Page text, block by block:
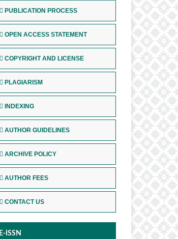
PUBLICATION PROCESS
OPEN ACCESS STATEMENT
COPYRIGHT AND LICENSE
PLAGIARISM
INDEXING
AUTHOR GUIDELINES
ARCHIVE POLICY
AUTHOR FEES
CONTACT US
E-ISSN